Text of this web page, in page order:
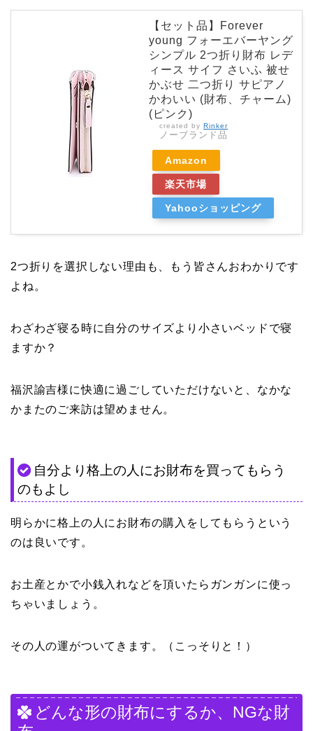
【セット品】Forever
young フォーエバーヤング
シンプル 2つ折り財布 レデ
ィース サイフ さいふ 被せ
かぶせ 二つ折り サピアノ
かわいい (財布、チャーム)
(ピンク)
created by Rinker
ノーブランド品
Amazon
楽天市場
Yahooショッピング
2つ折りを選択しない理由も、もう皆さんおわかりです
よね。
わざわざ寝る時に自分のサイズより小さいベッドで寝
ますか？
福沢諭吉様に快適に過ごしていただけないと、なかな
かまたのご来訪は望めません。
自分より格上の人にお財布を買ってもらう
のもよし
明らかに格上の人にお財布の購入をしてもらうという
のは良いです。
お土産とかで小銭入れなどを頂いたらガンガンに使っ
ちゃいましょう。
その人の運がついてきます。（こっそりと！）
どんな形の財布にするか、NGな財